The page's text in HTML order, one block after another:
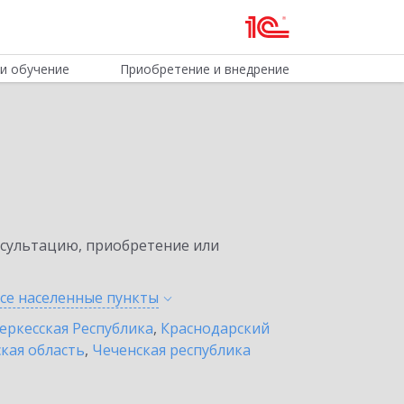
обучение Приобретение и внедрение
приобретение или
населенные пункты
Республика, Краснодарский
область, Чеченская республика